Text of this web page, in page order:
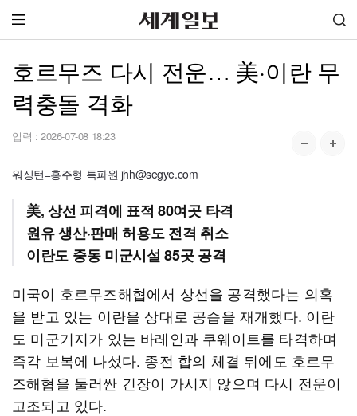
호르무즈 다시 전운… 美·이란 무
력충돌 격화
입력 : 2026-07-08 18:23
워싱턴=홍주형 특파원 jhh@segye.com
美, 상선 피격에 표적 80여곳 타격
원유 생산·판매 허용도 전격 취소
이란도 중동 미군시설 85곳 공격
미국이 호르무즈해협에서 상선을 공격했다는 의혹
을 받고 있는 이란을 상대로 공습을 재개했다. 이란
도 미군기지가 있는 바레인과 쿠웨이트를 타격하며
즉각 보복에 나섰다. 종전 합의 체결 뒤에도 호르무
즈해협을 둘러싼 긴장이 가시지 않으며 다시 전운이
고조되고 있다.